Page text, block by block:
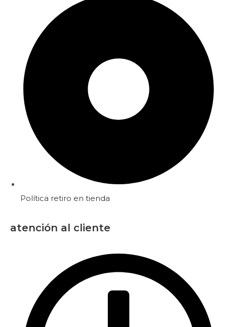
Política retiro en tienda
atención al cliente